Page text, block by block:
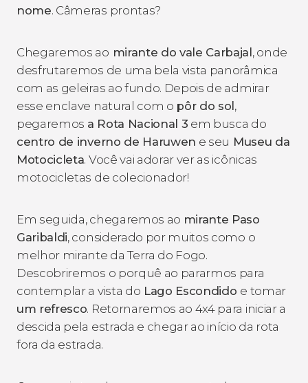
nome. Câmeras prontas?
Chegaremos ao mirante do vale Carbajal, onde
desfrutaremos de uma bela vista panorâmica
com as geleiras ao fundo. Depois de admirar
esse enclave natural com o pôr do sol,
pegaremos a Rota Nacional 3 em busca do
centro de inverno de Haruwen e seu Museu da
Motocicleta. Você vai adorar ver as icônicas
motocicletas de colecionador!
Em seguida, chegaremos ao mirante Paso
Garibaldi, considerado por muitos como o
melhor mirante da Terra do Fogo.
Descobriremos o porquê ao pararmos para
contemplar a vista do Lago Escondido e tomar
um refresco. Retornaremos ao 4x4 para iniciar a
descida pela estrada e chegar ao início da rota
fora da estrada.